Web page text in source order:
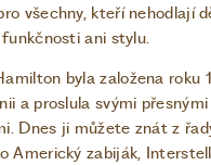
všechny, kteří nehodlají
ani stylu.
byla založena roku
a proslula svými
Dnes ji můžete znát z
Americký zabiják,